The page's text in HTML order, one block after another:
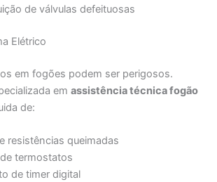
de válvulas defeituosas
Elétrico
em fogões podem ser perigosos.
emassistência técnica fogão
de:
resistências queimadas
termostatos
de timer digital